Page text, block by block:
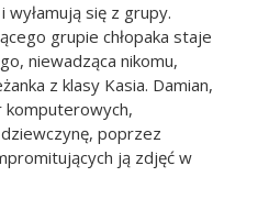
wyłamują się z grupy.
grupie chłopaka staje
niewadząca nikomu,
z klasy Kasia. Damian,
komputerowych,
poprzez
ją zdjęć w